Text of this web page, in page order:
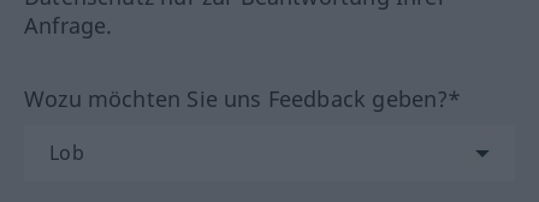
Anfrage.
Wozu möchten Sie uns Feedback geben?*